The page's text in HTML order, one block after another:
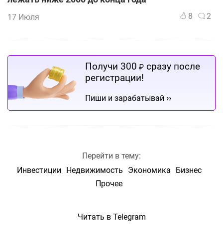
17 Июля 8 2
Получи 300 ₽ сразу после
регистрации!
Пиши и зарабатывай ››
Перейти в тему:
Инвестиции
Недвижимость Экономика
Бизнес
Прочее
Читать в Telegram